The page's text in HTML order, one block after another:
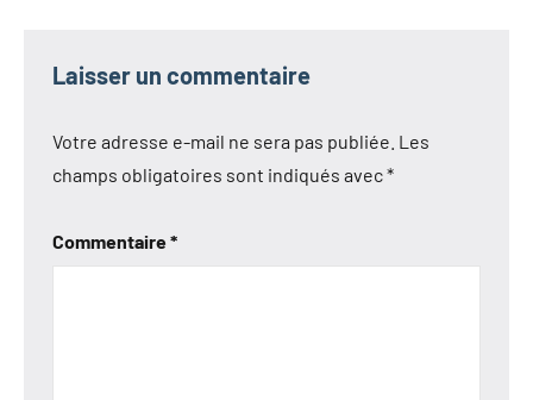
Laisser un commentaire
Votre adresse e-mail ne sera pas publiée. Les
champs obligatoires sont indiqués avec*
Commentaire*